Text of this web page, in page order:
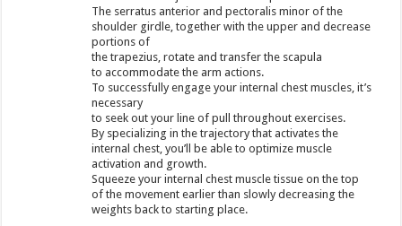
The serratus anterior and pectoralis minor of the
shoulder girdle, together with the upper and decrease
portions of
the trapezius, rotate and transfer the scapula
to accommodate the arm actions.
To successfully engage your internal chest muscles, it’s
necessary
to seek out your line of pull throughout exercises.
By specializing in the trajectory that activates the
internal chest, you’ll be able to optimize muscle
activation and growth.
Squeeze your internal chest muscle tissue on the top
of the movement earlier than slowly decreasing the
weights back to starting place.